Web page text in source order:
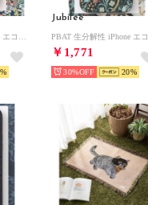
Jubilee
￥1,771
30% 20